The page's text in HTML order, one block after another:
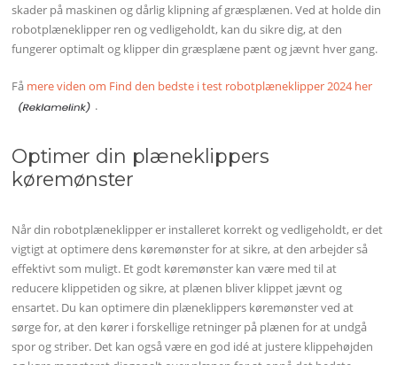
skader på maskinen og dårlig klipning af græsplænen. Ved at holde din
robotplæneklipper ren og vedligeholdt, kan du sikre dig, at den
fungerer optimalt og klipper din græsplæne pænt og jævnt hver gang.
Få mere viden om Find den bedste i test robotplæneklipper 2024 her
.
Optimer din plæneklippers
køremønster
Når din robotplæneklipper er installeret korrekt og vedligeholdt, er det
vigtigt at optimere dens køremønster for at sikre, at den arbejder så
effektivt som muligt. Et godt køremønster kan være med til at
reducere klippetiden og sikre, at plænen bliver klippet jævnt og
ensartet. Du kan optimere din plæneklippers køremønster ved at
sørge for, at den kører i forskellige retninger på plænen for at undgå
spor og striber. Det kan også være en god idé at justere klippehøjden